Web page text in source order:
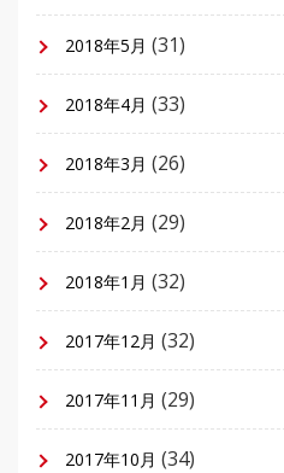
2018年5月 (31)
2018年4月 (33)
2018年3月 (26)
2018年2月 (29)
2018年1月 (32)
2017年12月 (32)
2017年11月 (29)
2017年10月 (34)